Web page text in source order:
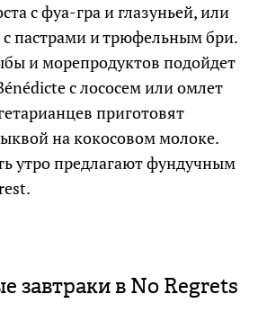
с фуа-гра и глазуньей, или
с пастрами и трюфельным бри.
и морепродуктов подойдет
с лососем или омлет
приготовят
на кокосовом молоке.
утро предлагают фундучным
завтраки в No Regrets